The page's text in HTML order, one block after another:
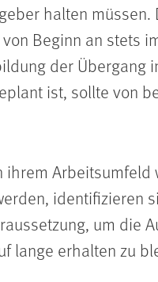
halten müssen.
Beginn an stets
der Übergang
ist, sollte von
ihrem
identifizieren
um die
lange erhalten zu